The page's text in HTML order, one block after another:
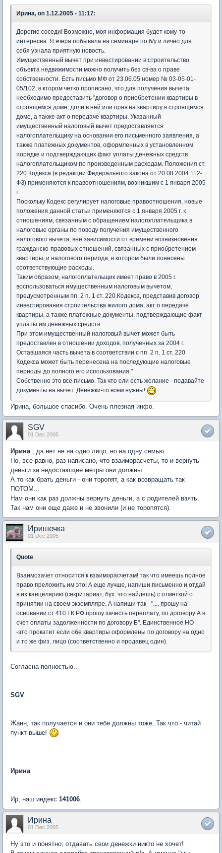
Ирина, on 1.12.2005 - 11:17:
Дорогие соседи! Возможно, моя информация будет кому-то
интересна. Я вчера побывала на семинаре по б/у и лично для
себя узнала приятную новость.
Имущественный вычет при инвестировании в строительство
объекта недвижимости можно получить без св-ва о праве
собственности. Есть письмо МФ от 23.06.05 номер № 03-05-01-
05/102, в ктором четко прописано, что для получения вычета
необходимо предоставить "договор о приобретении квартиры в
строящемся доме, доли в ней или прав на квартиру в строящемся
доме, а также акт о передаче квартиры. Указанный
имущественный налоговый вычет предоставляется
налогоплательщику на основании его письменного заявления, а
также платежных документов, оформленных в установленном
порядке и подтверждающих факт уплаты денежных средств
налогоплательщиком по произведенным расходам. Положения ст.
220 Кодекса (в редакции Федерального закона от 20.08.2004 112-
ФЗ) применяются к правоотношениям, возникшим с 1 января 2005
г.
Поскольку Кодекс регулирует налоговые правоотношения, новые
положения данной статьи применяются с 1 января 2005 г. к
отношениям, связанным с обращением налогоплательщика в
налоговые органы по поводу получения имущественного
налогового вычета, вне зависимости от времени возникновения
гражданско-правовых отношений, связанных с приобретением
квартиры, и налогового периода, в котором были понесены
соответствующие расходы.
Таким образом, налогоплательщик имеет право в 2005 г.
воспользоваться имущественным налоговым вычетом,
предусмотренным пп. 2 п. 1 ст. 220 Кодекса, представив договор
инвестирования строительства жилого дома, акт о передаче
квартиры, а также платежные документы, подтверждающие факт
уплаты им денежных средств.
При этом имущественный налоговый вычет может быть
предоставлен в отношении доходов, полученных за 2004 г.
Оставшаяся часть вычета в соответствии с пп. 2 п. 1 ст. 220
Кодекса может быть перенесена на последующие налоговые
периоды до полного его использования."
Собственно это все письмо. Так что ели есть желание - подавайте
документы на вычет. Денежки-то всем нужны!
Ирина, большое спасибо. Очень плезная инфо.
SGV
01 Dec 2005
Ирина , да нет не на одно лицо, но на одну семью.
Но, все-равно, раз написано, что взаиморасчеты, то и вернуть
деньги за недостающие метры они должны.
А то как брать деньги - они торопят, а как возвращать так
ПОТОМ...
Нам они как раз должны вернуть деньги, а с родителей взять.
Так нам они еще даже и не звонили (и не торопятся).
Иришечка
01 Dec 2005
Quote
Взаимозачет относится к взаиморасчетам! так что имеешь полное
право преложить им это! А еще лучше, напиши письменно и отдай
в их канцелярию (секритариат, бух. что найдешь) с отметкой о
принятии на своем экземпляре. А напиши так - ".... прошу на
основании ст 410 ГК РФ прошу зачесть переплату, по договору А в
счет оплаты задолженности по договору Б". Единственное НО
-это прокатит если обе квартиры оформлены по договору на одно
и то же физ. лицо (соответственно и продавец один).
Согласна полностью..
SGV
Жанн, так получается и они тебе должны тоже..Так что - читай
пункт выше!
Ирина
Ир, наш индекс 141006.
Ирина
01 Dec 2005
Ну это и понятно, отдавать свои денежки никто не хочет!